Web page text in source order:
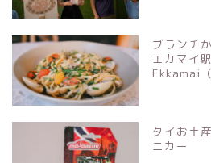
ブランチ
エカマイ
Ekkamai（
タイお土
ニカー